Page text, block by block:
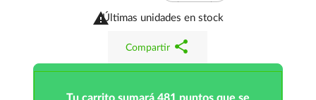

Últimas unidades en stock
Compartir share